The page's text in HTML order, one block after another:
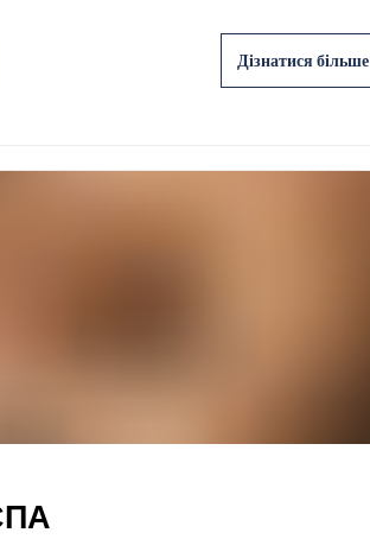
Дізнатися більше